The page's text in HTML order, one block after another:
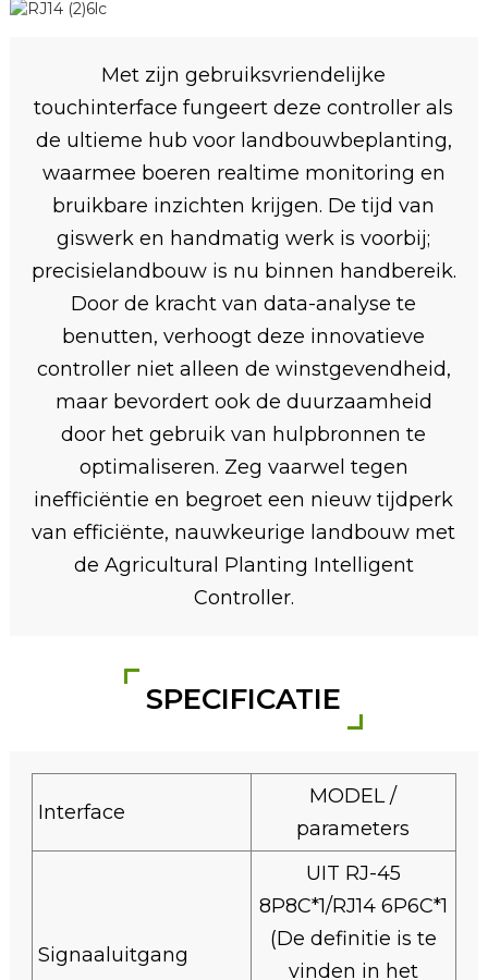
Met zijn gebruiksvriendelijke
touchinterface fungeert deze controller als
de ultieme hub voor landbouwbeplanting,
waarmee boeren realtime monitoring en
bruikbare inzichten krijgen. De tijd van
giswerk en handmatig werk is voorbij;
precisielandbouw is nu binnen handbereik.
Door de kracht van data-analyse te
benutten, verhoogt deze innovatieve
controller niet alleen de winstgevendheid,
maar bevordert ook de duurzaamheid
door het gebruik van hulpbronnen te
optimaliseren. Zeg vaarwel tegen
inefficiëntie en begroet een nieuw tijdperk
van efficiënte, nauwkeurige landbouw met
de Agricultural Planting Intelligent
Controller.
SPECIFICATIE
Interface
MODEL /
parameters
Signaaluitgang
UIT RJ-45
8P8C*1/RJ14 6P6C*1
(De definitie is te
vinden in het